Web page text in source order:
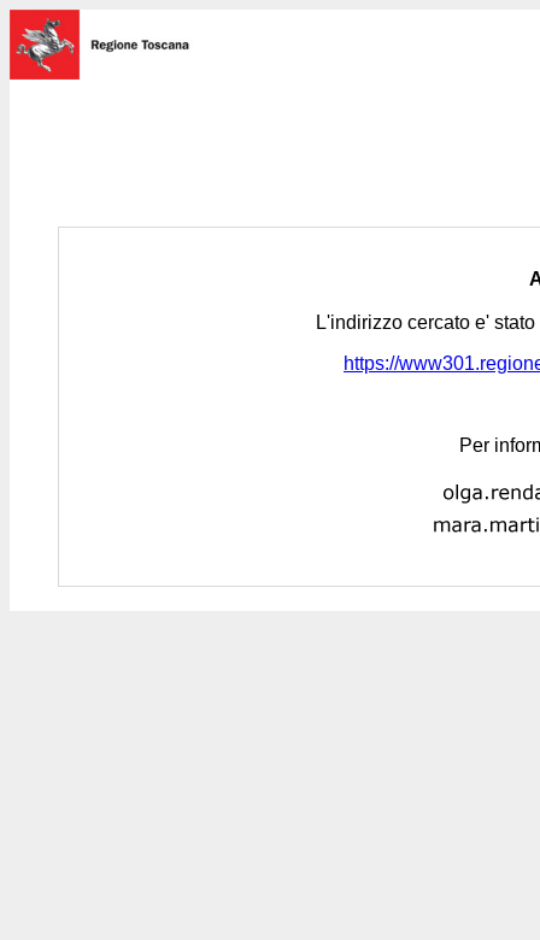
L'indirizzo cercato e'
https://
Per